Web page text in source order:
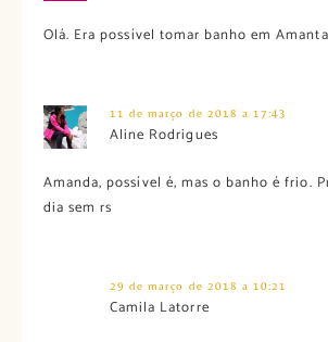
Olá. Era possível tomar banho em
11 de março de 2018 a 17:43
Aline Rodrigues
Amanda, possível é, mas o banho é frio.
dia sem rs
29 de março de 2018 a 10:21
Camila Latorre